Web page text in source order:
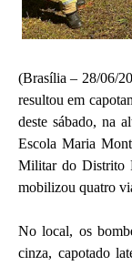
(Brasília – 28/06/
resultou em
deste sábado, na
Escola Maria
Militar do Distrito
mobilizou quatro
No local, os
cinza, capotado